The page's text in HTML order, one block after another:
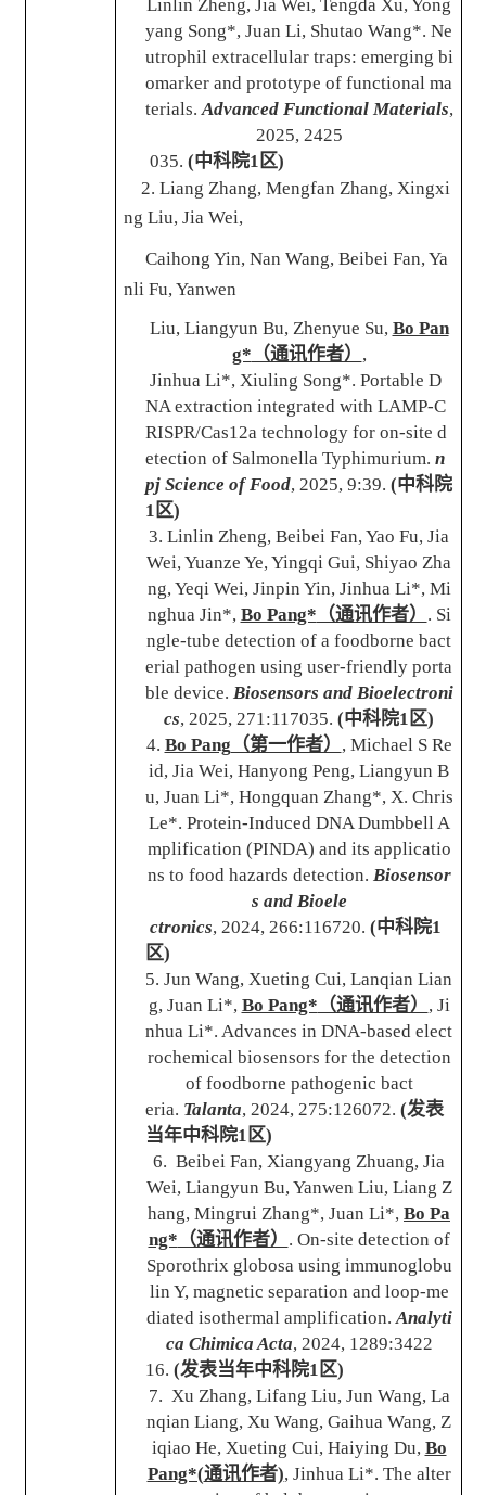
Linlin Zheng, Jia Wei, Tengda Xu, Yong
yang Song*, Juan Li, Shutao Wang*. Ne
utrophil extracellular traps: emerging bi
omarker and prototype of functional ma
terials.Advanced Functional Materials,
2025, 2425
035. (中科院1 区)
2. Liang Zhang, Mengfan Zhang, Xingxi
ng Liu, Jia Wei,
Caihong Yin, Nan Wang, Beibei Fan, Ya
nli Fu, Yanwen
Liu, Liangyun Bu, Zhenyue Su, Bo Pan
g* （通讯作者） ,
Jinhua Li*, Xiuling Song*. Portable D
NA extraction integrated with LAMP-C
RISPR/Cas12a technology for on-site d
etection of Salmonella Typhimurium. n
pj Science of Food, 2025, 9:39. (中科院
1 区)
3. Linlin Zheng, Beibei Fan, Yao Fu, Jia
Wei, Yuanze Ye, Yingqi Gui, Shiyao Zha
ng, Yeqi Wei, Jinpin Yin, Jinhua Li*, Mi
nghua Jin*, Bo Pang* （通讯作者） . Si
ngle-tube detection of a foodborne bact
erial pathogen using user-friendly porta
ble device. Biosensors and Bioelectroni
cs, 2025, 271:117035. (中科院1 区)
4. Bo Pang （第一作者） , Michael S Re
id, Jia Wei, Hanyong Peng, Liangyun B
u, Juan Li*, Hongquan Zhang*, X. Chris
Le*. Protein-Induced DNA Dumbbell A
mplification (PINDA) and its applicatio
ns to food hazards detection. Biosensor
s and Bioele
ctronics, 2024, 266:116720. (中科院1
区)
5. Jun Wang, Xueting Cui, Lanqian Lian
g, Juan Li*, Bo Pang* （通讯作者） , Ji
nhua Li*. Advances in DNA-based elect
rochemical biosensors for the detection
of foodborne pathogenic bact
eria. Talanta, 2024, 275:126072. (发表
当年中科院1 区)
6. Beibei Fan, Xiangyang Zhuang, Jia
Wei, Liangyun Bu, Yanwen Liu, Liang Z
hang, Mingrui Zhang*, Juan Li*, Bo Pa
ng* （通讯作者） . On-site detection of
Sporothrix globosa using immunoglobu
lin Y, magnetic separation and loop-me
diated isothermal amplification.Analyti
ca Chimica Acta, 2024, 1289:3422
16. (发表当年中科院1 区)
7. Xu Zhang, Lifang Liu, Jun Wang, La
nqian Liang, Xu Wang, Gaihua Wang, Z
iqiao He, Xueting Cui, Haiying Du, Bo
Pang*(通讯作者), Jinhua Li*. The alter